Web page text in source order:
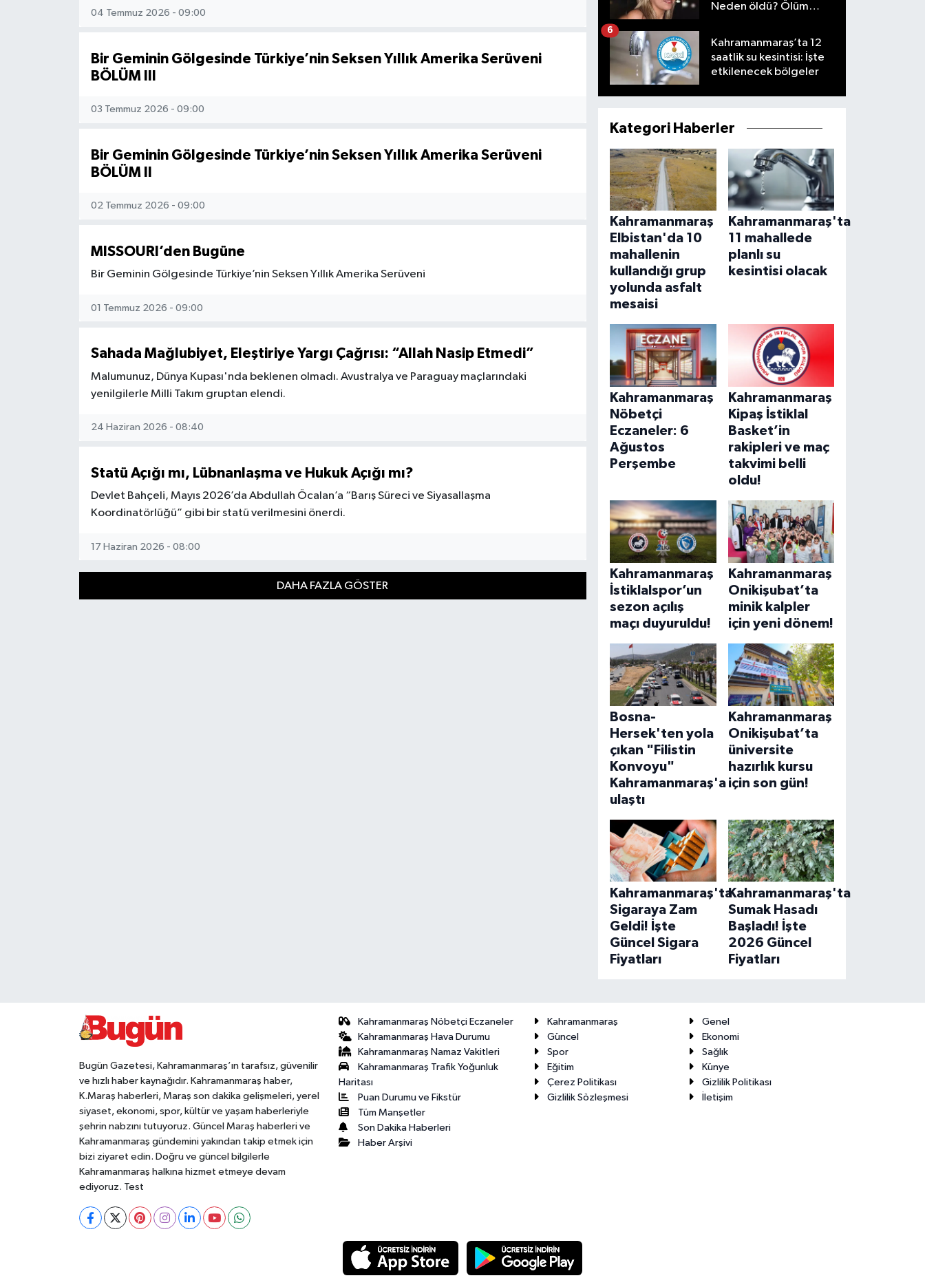
04 Temmuz 2026 - 09:00
Bir Geminin Gölgesinde Türkiye’nin Seksen Yıllık Amerika Serüveni
BÖLÜM III
03 Temmuz 2026 - 09:00
Bir Geminin Gölgesinde Türkiye’nin Seksen Yıllık Amerika Serüveni
BÖLÜM II
02 Temmuz 2026 - 09:00
MISSOURI’den Bugüne
Bir Geminin Gölgesinde Türkiye’nin Seksen Yıllık Amerika Serüveni
01 Temmuz 2026 - 09:00
Sahada Mağlubiyet, Eleştiriye Yargı Çağrısı: “Allah Nasip Etmedi”
Malumunuz, Dünya Kupası'nda beklenen olmadı. Avustralya ve Paraguay maçlarındaki
yenilgilerle Milli Takım gruptan elendi.
24 Haziran 2026 - 08:40
Statü Açığı mı, Lübnanlaşma ve Hukuk Açığı mı?
Devlet Bahçeli, Mayıs 2026’da Abdullah Öcalan’a “Barış Süreci ve Siyasallaşma
Koordinatörlüğü” gibi bir statü verilmesini önerdi.
17 Haziran 2026 - 08:00
DAHA FAZLA GÖSTER
Neden öldü? Ölüm
Kahramanmaraş’ta 12
saatlik su kesintisi: İşte
etkilenecek bölgeler
6
Kategori Haberler
Kahramanmaraş
Elbistan'da 10
mahallenin
kullandığı grup
yolunda asfalt
mesaisi
Kahramanmaraş'ta
11 mahallede
planlı su
kesintisi olacak
Kahramanmaraş
Nöbetçi
Eczaneler: 6
Ağustos
Perşembe
Kahramanmaraş
Kipaş İstiklal
Basket’in
rakipleri ve maç
takvimi belli
oldu!
Kahramanmaraş
İstiklalspor’un
sezon açılış
maçı duyuruldu!
Kahramanmaraş
Onikişubat’ta
minik kalpler
için yeni dönem!
Bosna-
Hersek'ten yola
çıkan "Filistin
Konvoyu"
Kahramanmaraş'a
ulaştı
Kahramanmaraş
Onikişubat’ta
üniversite
hazırlık kursu
için son gün!
Kahramanmaraş'ta
Sigaraya Zam
Geldi! İşte
Güncel Sigara
Fiyatları
Kahramanmaraş'ta
Sumak Hasadı
Başladı! İşte
2026 Güncel
Fiyatları
Bugün Gazetesi, Kahramanmaraş’ın tarafsız, güvenilir
ve hızlı haber kaynağıdır. Kahramanmaraş haber,
K.Maraş haberleri, Maraş son dakika gelişmeleri, yerel
siyaset, ekonomi, spor, kültür ve yaşam haberleriyle
şehrin nabzını tutuyoruz. Güncel Maraş haberleri ve
Kahramanmaraş gündemini yakından takip etmek için
bizi ziyaret edin. Doğru ve güncel bilgilerle
Kahramanmaraş halkına hizmet etmeye devam
ediyoruz. Test
Kahramanmaraş Nöbetçi Eczaneler
Kahramanmaraş Hava Durumu
Kahramanmaraş Namaz Vakitleri
Kahramanmaraş Trafik Yoğunluk
Haritası
Puan Durumu ve Fikstür
Tüm Manşetler
Son Dakika Haberleri
Haber Arşivi
Kahramanmaraş
Genel
Güncel
Ekonomi
Spor
Sağlık
Eğitim
Künye
Çerez Politikası
Gizlilik Politikası
Gizlilik Sözleşmesi
İletişim